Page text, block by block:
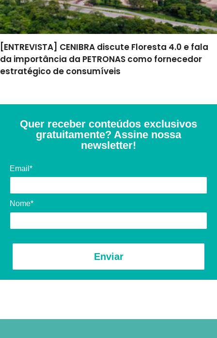
[ENTREVISTA] CENIBRA discute Floresta 4.0 e fala
da importância da PETRONAS como fornecedor
estratégico de consumíveis
Quer receber conteúdos exclusivos
gratuitamente? Assine nossa
newsletter!
Email*
Nome*
Enviar